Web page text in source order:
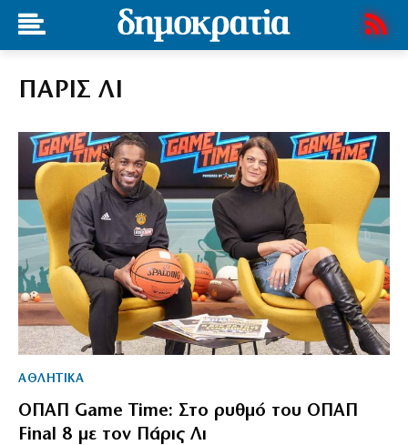
ΠΑΡΙΣ ΛΙ
ΑΘΛΗΤΙΚΑ
ΟΠΑΠ Game Time: Στο ρυθμό του ΟΠΑΠ
Final 8 με τον Πάρις Λι